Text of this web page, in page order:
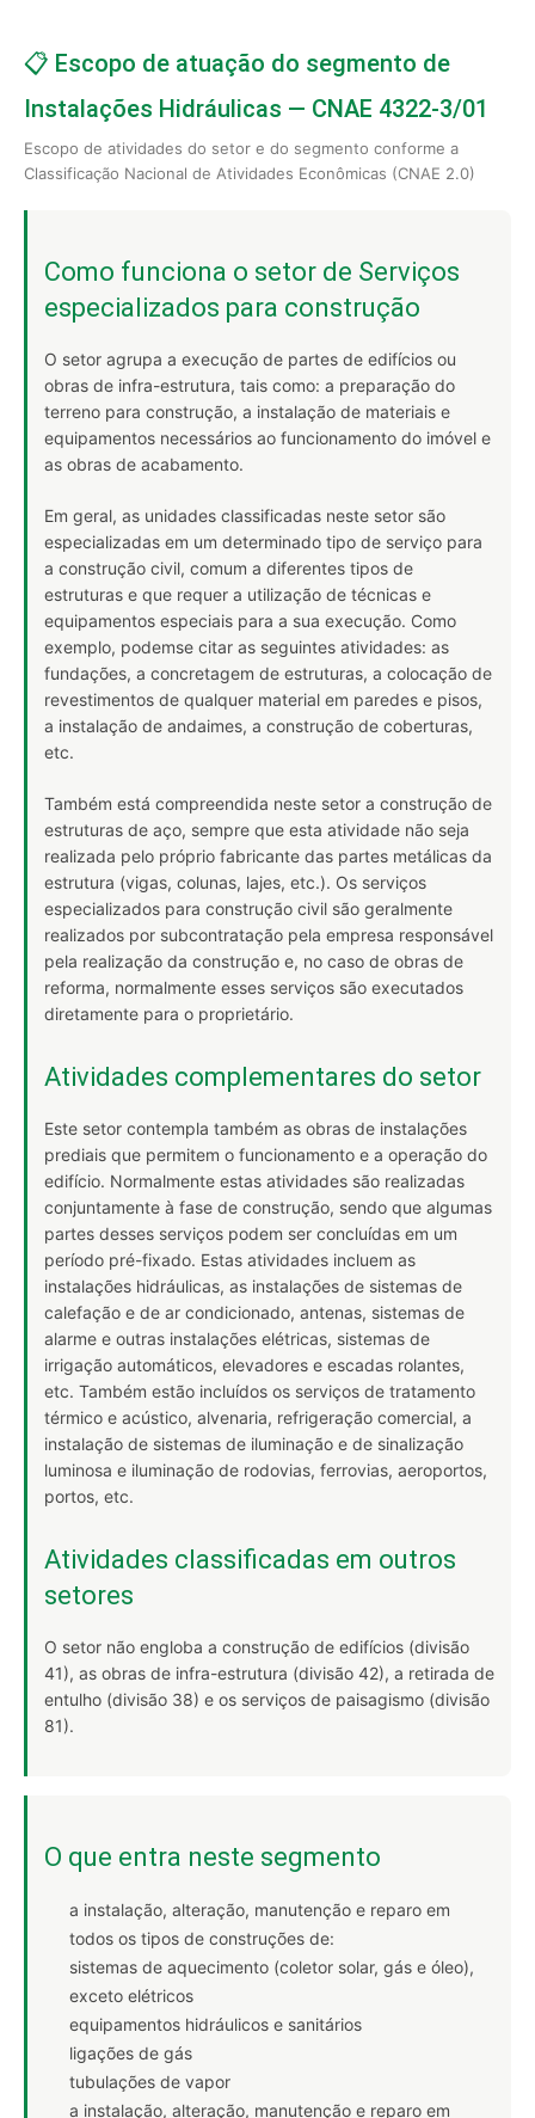
📋 Escopo de atuação do segmento de
Instalações Hidráulicas — CNAE 4322-3/01
Escopo de atividades do setor e do segmento conforme a
Classificação Nacional de Atividades Econômicas (CNAE 2.0)
Como funciona o setor de Serviços
especializados para construção
O setor agrupa a execução de partes de edifícios ou
obras de infra-estrutura, tais como: a preparação do
terreno para construção, a instalação de materiais e
equipamentos necessários ao funcionamento do imóvel e
as obras de acabamento.
Em geral, as unidades classificadas neste setor são
especializadas em um determinado tipo de serviço para
a construção civil, comum a diferentes tipos de
estruturas e que requer a utilização de técnicas e
equipamentos especiais para a sua execução. Como
exemplo, podemse citar as seguintes atividades: as
fundações, a concretagem de estruturas, a colocação de
revestimentos de qualquer material em paredes e pisos,
a instalação de andaimes, a construção de coberturas,
etc.
Também está compreendida neste setor a construção de
estruturas de aço, sempre que esta atividade não seja
realizada pelo próprio fabricante das partes metálicas da
estrutura (vigas, colunas, lajes, etc.). Os serviços
especializados para construção civil são geralmente
realizados por subcontratação pela empresa responsável
pela realização da construção e, no caso de obras de
reforma, normalmente esses serviços são executados
diretamente para o proprietário.
Atividades complementares do setor
Este setor contempla também as obras de instalações
prediais que permitem o funcionamento e a operação do
edifício. Normalmente estas atividades são realizadas
conjuntamente à fase de construção, sendo que algumas
partes desses serviços podem ser concluídas em um
período pré-fixado. Estas atividades incluem as
instalações hidráulicas, as instalações de sistemas de
calefação e de ar condicionado, antenas, sistemas de
alarme e outras instalações elétricas, sistemas de
irrigação automáticos, elevadores e escadas rolantes,
etc. Também estão incluídos os serviços de tratamento
térmico e acústico, alvenaria, refrigeração comercial, a
instalação de sistemas de iluminação e de sinalização
luminosa e iluminação de rodovias, ferrovias, aeroportos,
portos, etc.
Atividades classificadas em outros
setores
O setor não engloba a construção de edifícios (divisão
41), as obras de infra-estrutura (divisão 42), a retirada de
entulho (divisão 38) e os serviços de paisagismo (divisão
81).
O que entra neste segmento
a instalação, alteração, manutenção e reparo em
todos os tipos de construções de:
sistemas de aquecimento (coletor solar, gás e óleo),
exceto elétricos
equipamentos hidráulicos e sanitários
ligações de gás
tubulações de vapor
a instalação, alteração, manutenção e reparo em